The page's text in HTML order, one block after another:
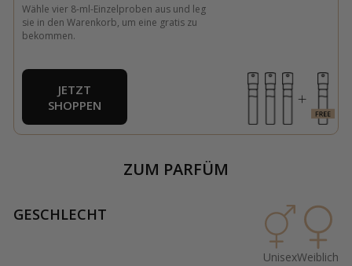
Wähle vier 8-ml-Einzelproben aus und leg
sie in den Warenkorb, um eine gratis zu
bekommen.
JETZT
SHOPPEN
ZUM PARFÜM
GESCHLECHT
UnisexWeiblich